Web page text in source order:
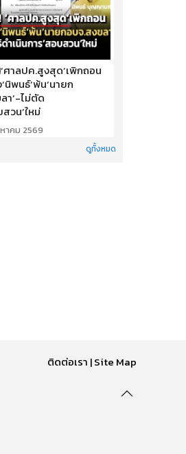
ศาลปค.สูงสุด’เพิกถอน
นิพนธ์’พ้น‘นายก
า’-ไม่ตัด
วน’ใหม่
าคม 2569
ดูทั้งหมด
ติดต่อเรา |Site Map